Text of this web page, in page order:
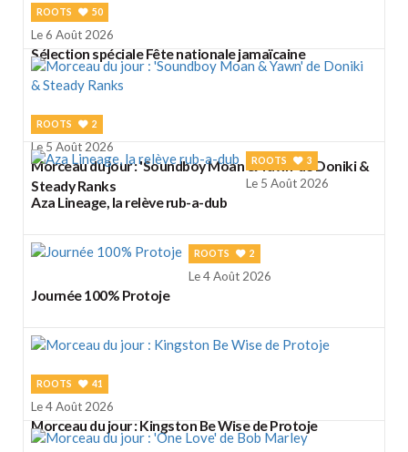
ROOTS 50
Le 6 Août 2026
Sélection spéciale Fête nationale jamaïcaine
ROOTS 2
Le 5 Août 2026
Morceau du jour : 'Soundboy Moan & Yawn' de Doniki &
Steady Ranks
ROOTS 3
Le 5 Août 2026
Aza Lineage, la relève rub-a-dub
ROOTS 2
Le 4 Août 2026
Journée 100% Protoje
ROOTS 41
Le 4 Août 2026
Morceau du jour : Kingston Be Wise de Protoje